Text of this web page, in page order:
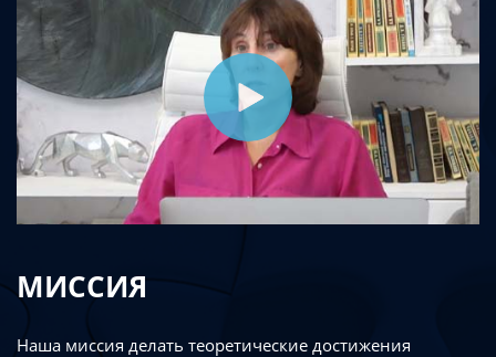
МИССИЯ
Наша миссия делать теоретические достижения